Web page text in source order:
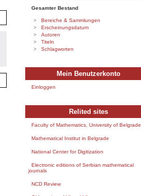
Gesamter Bestand
Bereiche & Sammlungen
Erscheinungsdatum
Autoren
Titeln
Schlagworten
Mein Benutzerkonto
Einloggen
Relited sites
Faculty of Mathematics, University of Belgrade
Mathematical Institut in Belgrade
National Center for Digitization
Electronic editions of Serbian mathematical
journals
NCD Review